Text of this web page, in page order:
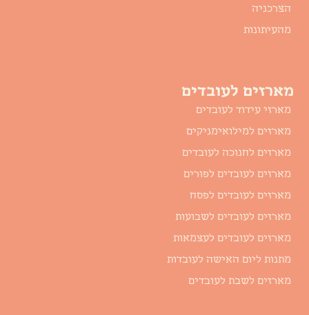
הצרכניה
מהעיתונות
מארזים לעובדים
מארזי עידוד לעובדים
מארזים למילואימניקים
מארזים לחנוכה לעובדים
מארזים לעובדים לפורים
מארזים לעובדים לפסח
מארזים לעובדים לשבועות
מארזים לעובדים לעצמאות
מתנות ליום האישה לעובדות
מארזים לשבת לעובדים